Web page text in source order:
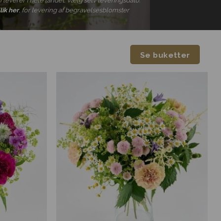
her, for levering af begravelsesblomster
Se buketter